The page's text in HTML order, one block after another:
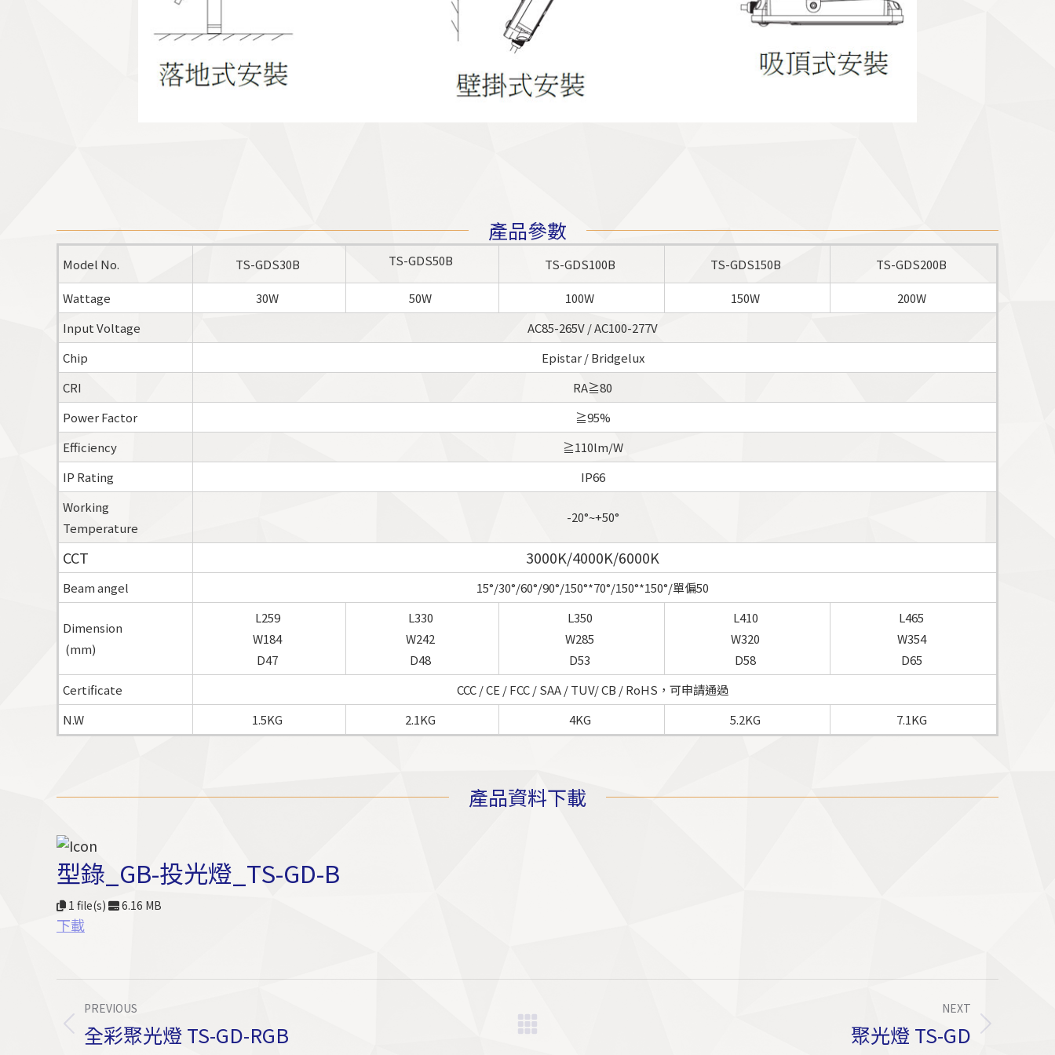
產品參數
Model No. TS-GDS30B TS-GDS50B TS-GDS100B TS-GDS150B TS-GDS200B
Wattage 30W 50W 100W 150W
200W
Input Voltage
AC85-265V / AC100-277V
Chip
Epistar / Bridgelux
CRI
RA≧80
Power Factor
≧95%
Efficiency
≧110lm/W
IP Rating
IP66
Working
Temperature
-20°~+50°
CCT 3000K/4000K/6000K
Beam angel 15°/30°/60°/90°/150°*70°/150°*150°/單偏50
Dimension
(mm)
L259
W184
D47
L330
W242
D48
L350
W285
D53
L410
W320
D58
L465
W354
D65
Certificate
CCC / CE / FCC / SAA / TUV/ CB / RoHS，可申請通過
N.W
1.5KG 2.1KG 4KG 5.2KG 7.1KG
產品資料下載
型錄_GB-投光燈_TS-GD-B
1 file(s) 6.16 MB
下載
Project
Navigation
PREVIOUS
Previous
全彩聚光燈 TS-GD-RGB
NEXT
聚光燈 TS-GD